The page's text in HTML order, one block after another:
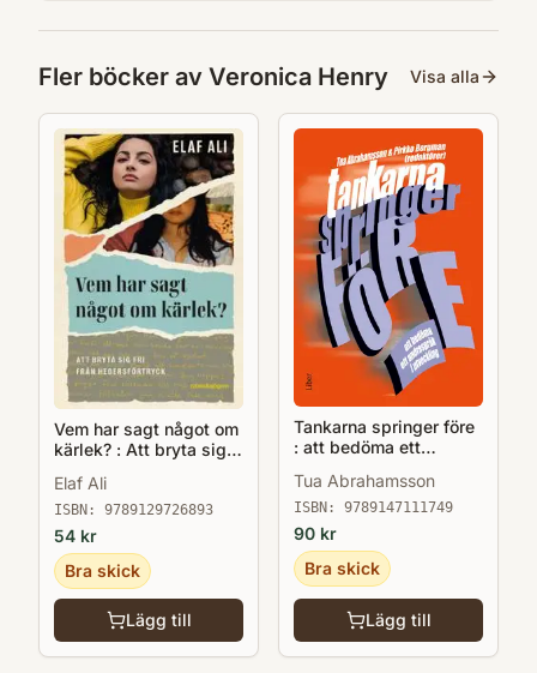
Fler böcker av Veronica Henry Visa alla
Vem har sagt något om
kärlek? : Att bryta sig
Elaf Ali
ISBN: 9789129726893
54 kr
Bra skick
Lägg till
Tankarna springer före
: att bedöma ett
Tua Abrahamsson
ISBN: 9789147111749
90 kr
Bra skick
Lägg till